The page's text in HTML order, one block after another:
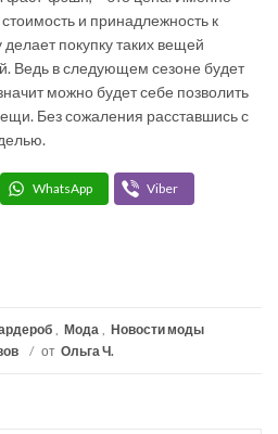
и принадлежность к
покупку таких вещей
Ведь в следующем сезоне будет
можно будет себе позволить
Без сожаления расставшись с
WhatsApp Viber
, Мода , Новости моды
/ от Ольга Ч.